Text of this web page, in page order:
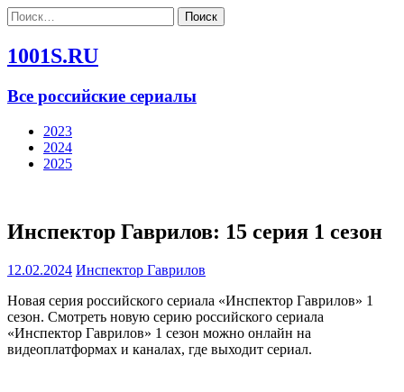
Найти:
1001S.RU
Все российские сериалы
2023
2024
2025
Инспектор Гаврилов: 15 серия 1 сезон
12.02.2024 Инспектор Гаврилов
Новая серия российского сериала «Инспектор Гаврилов» 1
сезон. Смотреть новую серию российского сериала
«Инспектор Гаврилов» 1 сезон можно онлайн на
видеоплатформах и каналах, где выходит сериал.